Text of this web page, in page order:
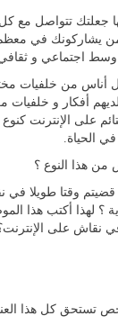
جعلتك تتواصل
من يشاركونك في
اجتماعي و ثقافي
أناس من خلفيات
أفكار و خلفيات
على الإنترنت كنوع
الحياة.
هذا النوع ؟
وقتا طويلا في
؟ لهذا أكتب هذا
نقاش على
تستحق كل هذا